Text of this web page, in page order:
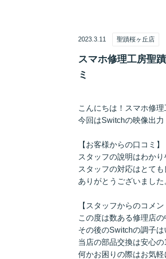
2023.3.11 聖蹟桜ヶ丘店
スマホ修理工房聖
ミ
こんにちは！スマホ修
今回はSwitchの映像出力
【お客様からの口コミ】
スタッフの說明はわかり
スタッフの対応はとても
ありがとうございました
【スタッフからのコメン
この度は数ある修理店
その後のSwitchの調子は
当店の部品交換は安心の
何かお困りの際はお気軽